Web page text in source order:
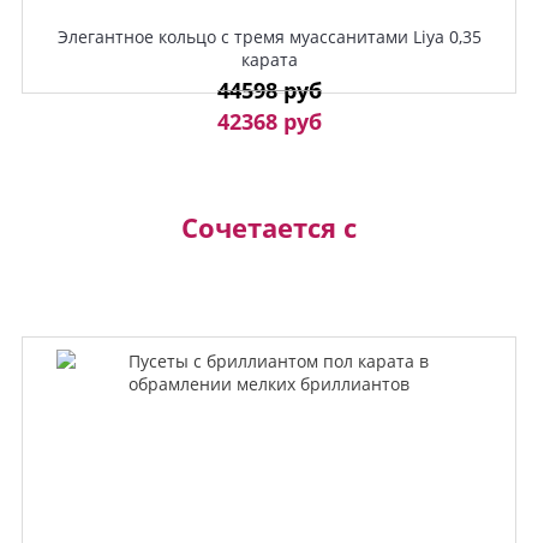
Элегантное кольцо с тремя муассанитами Liya 0,35
карата
44598 руб
42368 руб
Сочетается с